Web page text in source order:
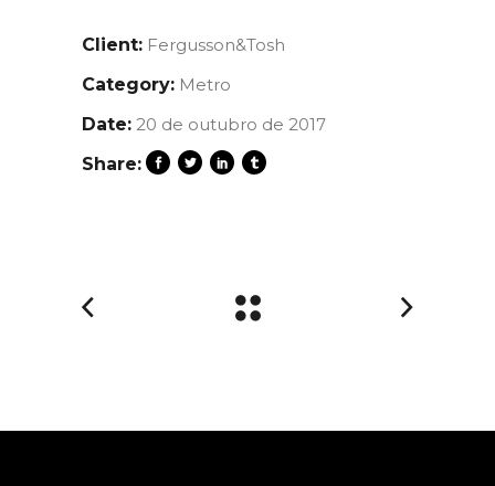
Client: Fergusson&Tosh
Category: Metro
Date: 20 de outubro de 2017
Share: